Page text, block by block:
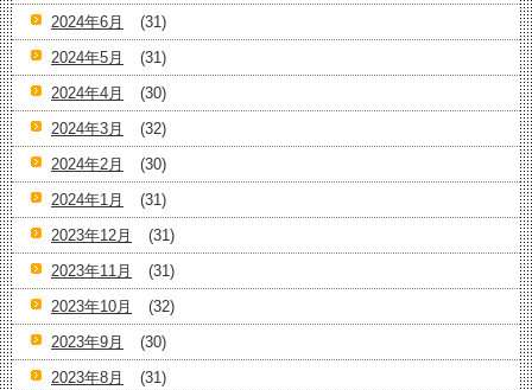
2024年6月
(31)
2024年5月
(31)
2024年4月
(30)
2024年3月
(32)
2024年2月
(30)
2024年1月
(31)
2023年12月
(31)
2023年11月
(31)
2023年10月
(32)
2023年9月
(30)
2023年8月
(31)